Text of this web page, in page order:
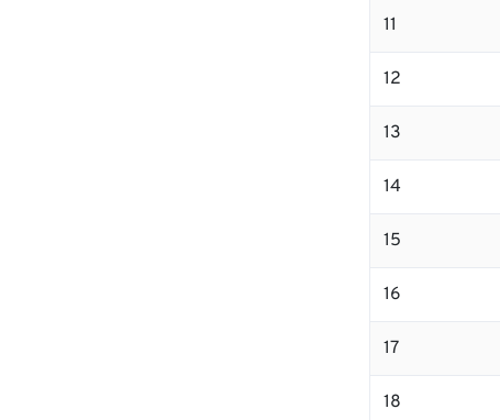
11
12
13
14
15
16
17
18